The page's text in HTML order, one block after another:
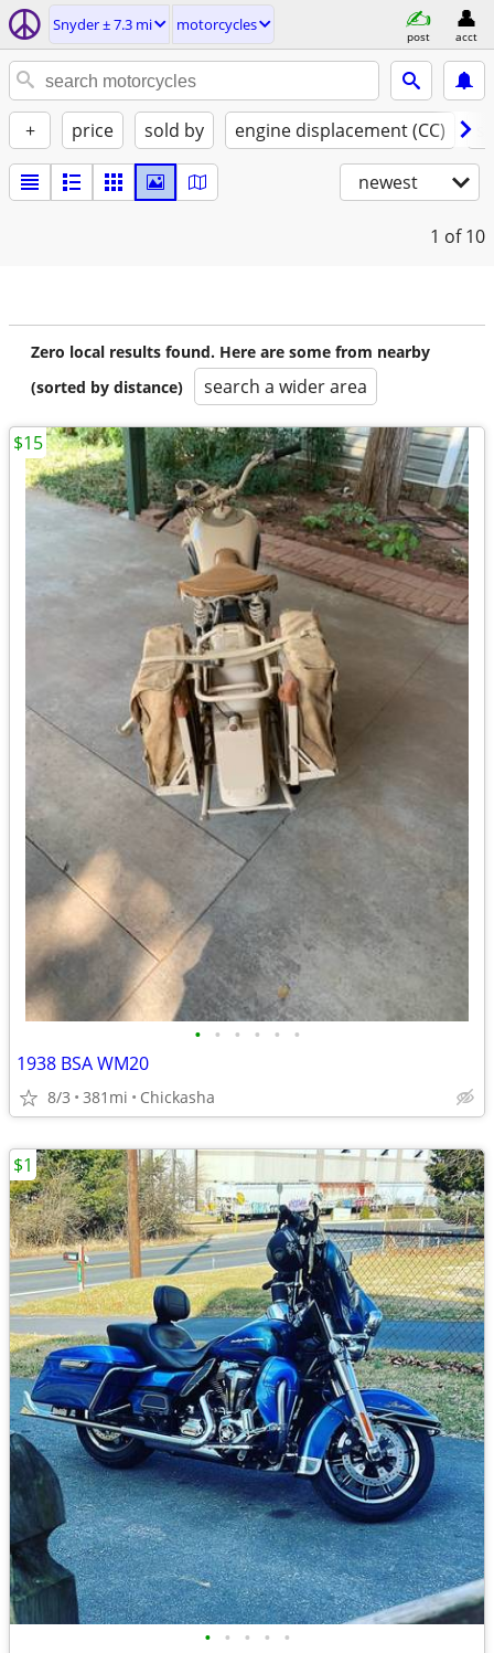
Snyder ± 7.3 mi motorcycles
post acct
+ price sold by engine displacement (CC)
newest
1 of 10
Zero local results found. Here are some from nearby
(sorted by distance)
search a wider area
• • • • • •
1938 BSA WM20
8/3 381mi Chickasha
$15
• • • • •
$1